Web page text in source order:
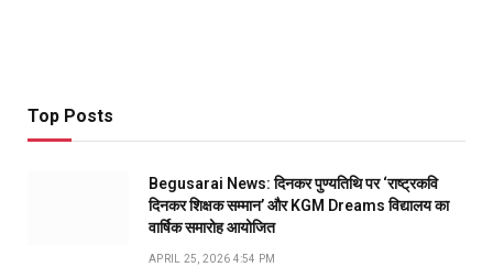
Top Posts
Begusarai News: दिनकर पुण्यतिथि पर ‘राष्ट्रकवि
दिनकर शिक्षक सम्मान’ और KGM Dreams विद्यालय का
वार्षिक समारोह आयोजित
APRIL 25, 2026 4:54 PM